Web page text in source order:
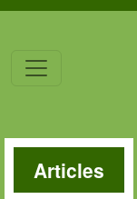
Articles